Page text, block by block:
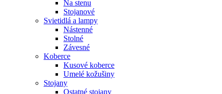
Na stenu
Stojanové
Svietidlá a lampy
Nástenné
Stolné
Závesné
Koberce
Kusové koberce
Umelé kožušiny
Stojany
Ostatné stojany